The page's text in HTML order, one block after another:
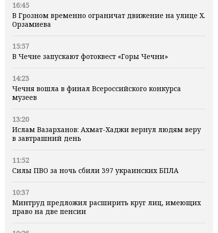
16:45
В Грозном временно ограничат движение на улице Х.
Орзамиева
15:57
В Чечне запускают фотоквест «Горы Чечни»
14:23
Чечня вошла в финал Всероссийского конкурса
музеев
13:20
Ислам Вазарханов: Ахмат-Хаджи вернул людям веру
в завтрашний день
11:52
Силы ПВО за ночь сбили 397 украинских БПЛА
10:37
Минтруд предложил расширить круг лиц, имеющих
право на две пенсии